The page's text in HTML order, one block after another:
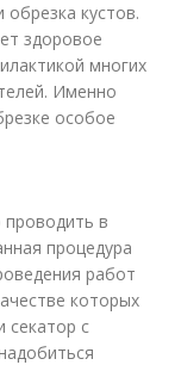
кустов.
здоровое
многих
Именно
особое
в
процедура
работ
которых
секатор с